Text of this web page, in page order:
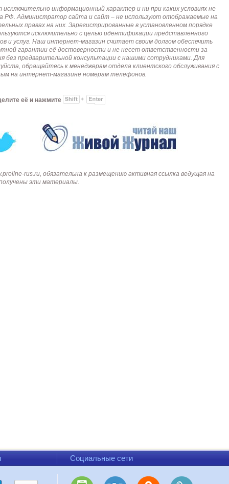
информационный характер и ни при каких условиях не
РФ. Администратор сайта и сайт – не используют отображаемые на
правах на них. Зарегистрированные в установленном порядке
исключительно с целью идентификации представленного
и услуг. Наш интернет-магазин считает своим долгом обеспечить
гарантии её достоверности и не несет ответственности за
предварительной консультации с нашими сотрудниками. Для
обращайтесь к менеджерам отдела клиентского обслуживания с
на интернет-магазине номерам телефонов.
её и нажмите
rus.ru, обязательна к размещению активная ссылка ведущая на
эти материалы.
Социальные сети